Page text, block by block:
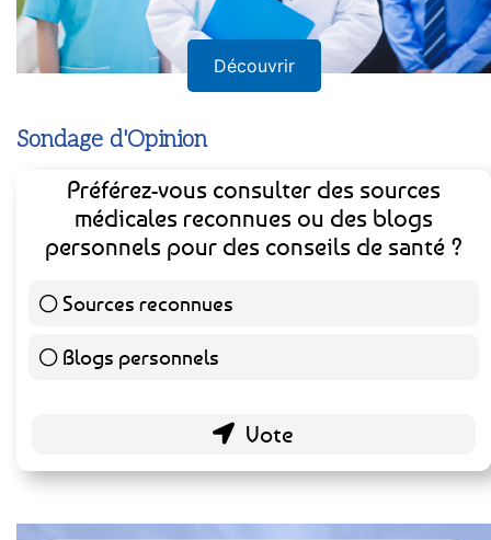
Découvrir
Sondage d'Opinion
Préférez-vous consulter des sources
médicales reconnues ou des blogs
personnels pour des conseils de santé ?
Sources reconnues
Blogs personnels